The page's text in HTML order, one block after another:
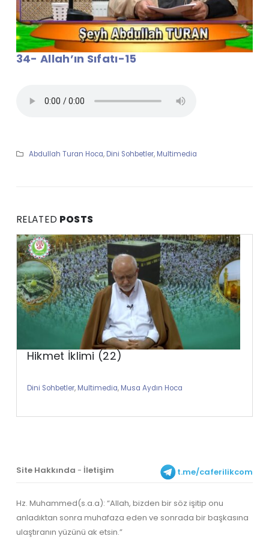
34- Allah’ın Sıfatı-15
Abdullah Turan Hoca, Dini Sohbetler, Multimedia
RELATED POSTS
Hikmet İklimi (22)
Dini Sohbetler, Multimedia, Musa Aydın Hoca
Site Hakkında - İletişim t.me/caferilikcom
Hz. Muhammed(s.a.a): “Allah, bizden bir söz işitip onu
anladıktan sonra muhafaza eden ve sonrada bir başkasına
ulaştıranın yüzünü ak etsin.”